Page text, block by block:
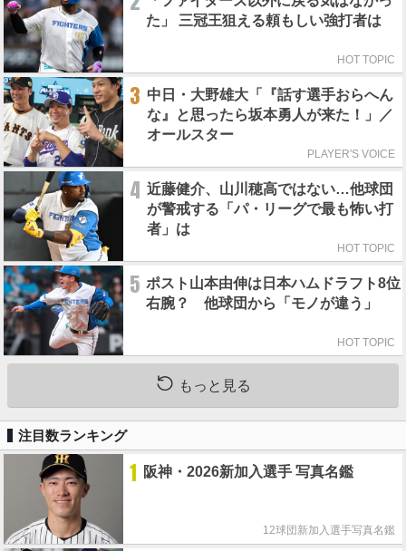
た」 三冠王狙える頼もしい強打者は
HOT TOPIC
3 中日・大野雄大「『話す選手おらへん
な』と思ったら坂本勇人が来た！」／
オールスター
PLAYER'S VOICE
4 近藤健介、山川穂高ではない…他球団
が警戒する「パ・リーグで最も怖い打
者」は
HOT TOPIC
5 ポスト山本由伸は日本ハムドラフト8位
右腕？ 他球団から「モノが違う」
HOT TOPIC
もっと見る
注目数ランキング
1 阪神・2026新加入選手 写真名鑑
12球団新加入選手写真名鑑